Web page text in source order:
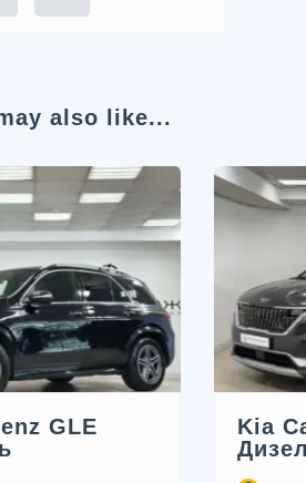
also like...
GLE
Kia